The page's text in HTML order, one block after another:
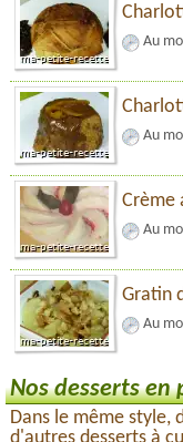
Au
Au
Crème
Au
Gratin
Au
Nos desserts en
Dans le même style,